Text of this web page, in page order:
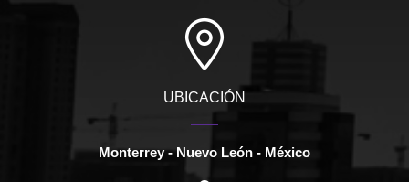
UBICACIÓN
Monterrey - Nuevo León - México